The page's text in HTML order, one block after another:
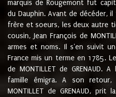
marquis de Rougemont fut
du Dauphin. Avant de décéder,
frère et soeurs, les deux autre
cousin, Jean François de
armes et noms. Il s'en suivit
France mis un terme en 1785.
de MONTILLET de
famille émigra. A son
MONTILLET de GRENAUD,